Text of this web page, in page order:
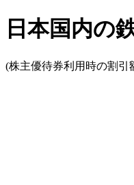
日本国内の
(株主優待券利用時の割引